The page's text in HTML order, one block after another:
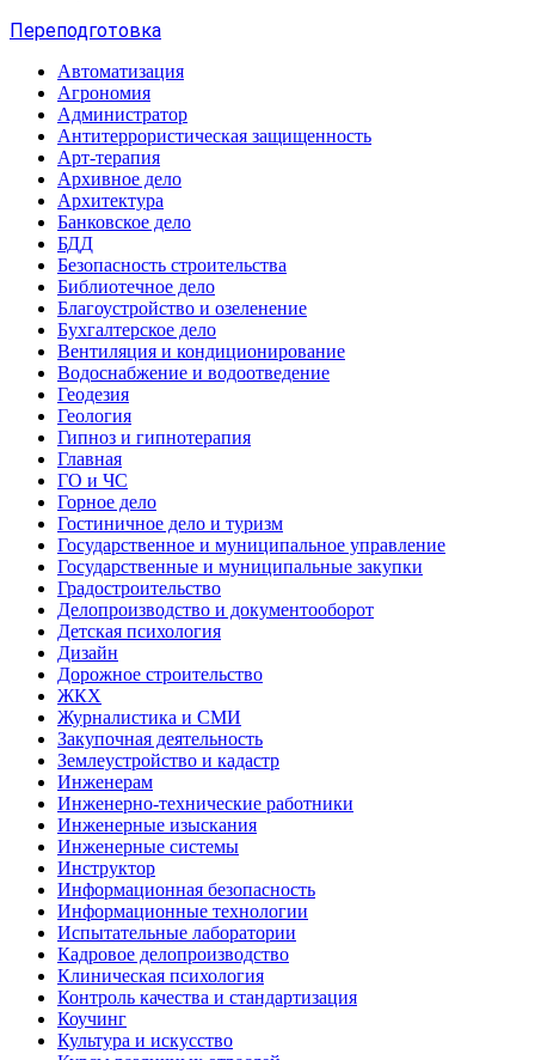
Переподготовка
Автоматизация
Агрономия
Администратор
Антитеррористическая защищенность
Арт-терапия
Архивное дело
Архитектура
Банковское дело
БДД
Безопасность строительства
Библиотечное дело
Благоустройство и озеленение
Бухгалтерское дело
Вентиляция и кондиционирование
Водоснабжение и водоотведение
Геодезия
Геология
Гипноз и гипнотерапия
Главная
ГО и ЧС
Горное дело
Гостиничное дело и туризм
Государственное и муниципальное управление
Государственные и муниципальные закупки
Градостроительство
Делопроизводство и документооборот
Детская психология
Дизайн
Дорожное строительство
ЖКХ
Журналистика и СМИ
Закупочная деятельность
Землеустройство и кадастр
Инженерам
Инженерно-технические работники
Инженерные изыскания
Инженерные системы
Инструктор
Информационная безопасность
Информационные технологии
Испытательные лаборатории
Кадровое делопроизводство
Клиническая психология
Контроль качества и стандартизация
Коучинг
Культура и искусство